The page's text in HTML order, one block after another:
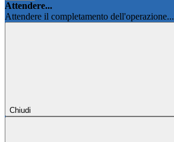
Attendere...
Attendere il completamento dell'operazione...
Chiudi